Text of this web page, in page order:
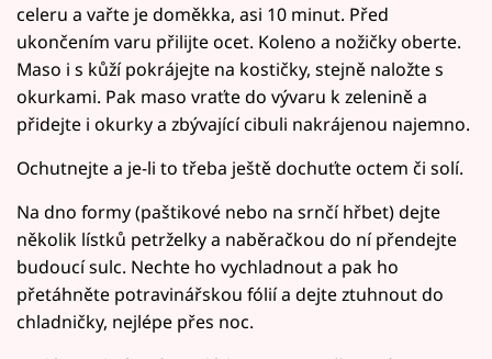
celeru a vařte je doměkka, asi 10 minut. Před
ukončením varu přilijte ocet. Koleno a nožičky oberte.
Maso i s kůží pokrájejte na kostičky, stejně naložte s
okurkami. Pak maso vraťte do vývaru k zelenině a
přidejte i okurky a zbývající cibuli nakrájenou najemno.
Ochutnejte a je-li to třeba ještě dochuťte octem či solí.
Na dno formy (paštikové nebo na srnčí hřbet) dejte
několik lístků petrželky a naběračkou do ní přendejte
budoucí sulc. Nechte ho vychladnout a pak ho
přetáhněte potravinářskou fólií a dejte ztuhnout do
chladničky, nejlépe přes noc.